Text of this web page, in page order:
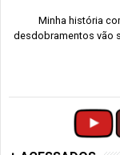
Minha história
desdobramentos vão